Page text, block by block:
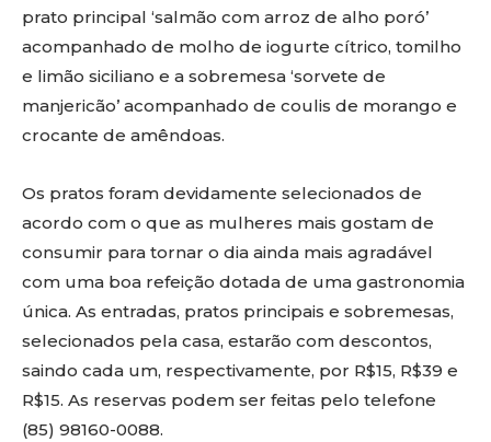
prato principal ‘salmão com arroz de alho poró’
acompanhado de molho de iogurte cítrico, tomilho
e limão siciliano e a sobremesa ‘sorvete de
manjericão’ acompanhado de coulis de morango e
crocante de amêndoas.
Os pratos foram devidamente selecionados de
acordo com o que as mulheres mais gostam de
consumir para tornar o dia ainda mais agradável
com uma boa refeição dotada de uma gastronomia
única. As entradas, pratos principais e sobremesas,
selecionados pela casa, estarão com descontos,
saindo cada um, respectivamente, por R$15, R$39 e
R$15. As reservas podem ser feitas pelo telefone
(85) 98160-0088.